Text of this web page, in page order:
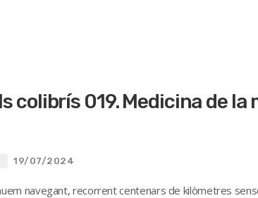
colibrís 019. Medicina de la
19/07/2024
navegant, recorrent centenars de kilòmetres